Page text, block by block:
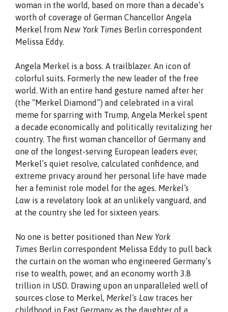
woman in the world, based on more than a decade’s
worth of coverage of German Chancellor Angela
Merkel from New York Times Berlin correspondent
Melissa Eddy.
Angela Merkel is a boss. A trailblazer. An icon of
colorful suits. Formerly the new leader of the free
world. With an entire hand gesture named after her
(the “Merkel Diamond”) and celebrated in a viral
meme for sparring with Trump, Angela Merkel spent
a decade economically and politically revitalizing her
country. The first woman chancellor of Germany and
one of the longest-serving European leaders ever,
Merkel’s quiet resolve, calculated confidence, and
extreme privacy around her personal life have made
her a feminist role model for the ages. Merkel’s
Law is a revelatory look at an unlikely vanguard, and
at the country she led for sixteen years.
No one is better positioned than New York
Times Berlin correspondent Melissa Eddy to pull back
the curtain on the woman who engineered Germany’s
rise to wealth, power, and an economy worth 3.8
trillion in USD. Drawing upon an unparalleled well of
sources close to Merkel, Merkel’s Law traces her
childhood in East Germany as the daughter of a